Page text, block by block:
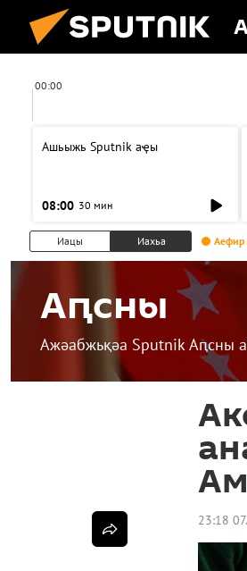
00:00
Ашьыжь Sputnik аҿы
08:00 30 мин
Иацы Иахьа Аефир
Аԥсны
Ажәабжьқәа Sputnik Аԥсны
23:18